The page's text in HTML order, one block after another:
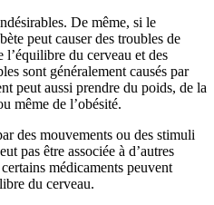
De même, si le
peut causer des troubles de
l’équilibre du cerveau et des
sont généralement causés par
peut aussi prendre du poids, de la
même de l’obésité.
des mouvements ou des stimuli
pas être associée à d’autres
médicaments peuvent
du cerveau.